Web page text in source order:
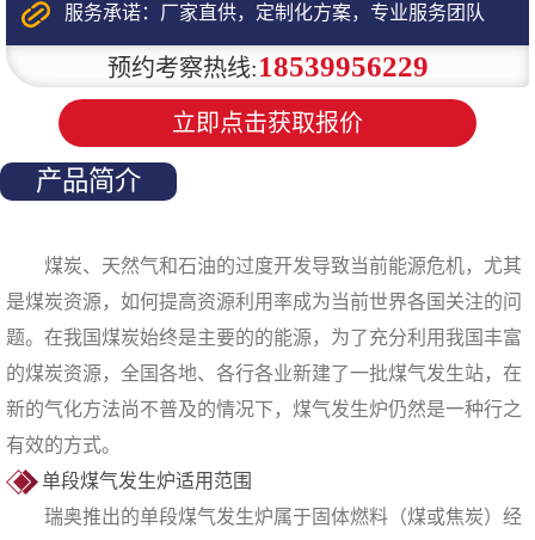
服务承诺：厂家直供，定制化方案，专业服务团队
预约考察热线:18539956229
立即点击获取报价
产品简介
煤炭、天然气和石油的过度开发导致当前能源危机，尤其
是煤炭资源，如何提高资源利用率成为当前世界各国关注的问
题。在我国煤炭始终是主要的的能源，为了充分利用我国丰富
的煤炭资源，全国各地、各行各业新建了一批煤气发生站，在
新的气化方法尚不普及的情况下，煤气发生炉仍然是一种行之
有效的方式。
单段煤气发生炉适用范围
瑞奥推出的单段煤气发生炉属于固体燃料（煤或焦炭）经